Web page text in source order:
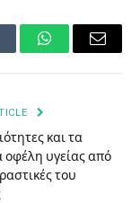
WhatsAppEmail
και τα
οφέλη υγείας από
του